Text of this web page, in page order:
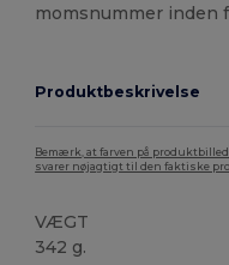
momsnummer inden
Produktbeskrivelse
Bemærk, at farven på
svarer nøjagtigt til den faktiske
VÆGT
342 g.